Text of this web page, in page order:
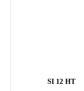
SI 12 HT